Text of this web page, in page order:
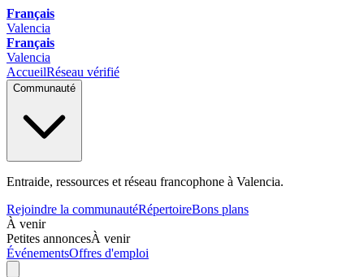
Français
Valencia
Français
Valencia
AccueilRéseau vérifié
Communauté
Entraide, ressources et réseau francophone à Valencia.
Rejoindre la communautéRépertoireBons plans
À venir
Petites annoncesÀ venir
ÉvénementsOffres d'emploi